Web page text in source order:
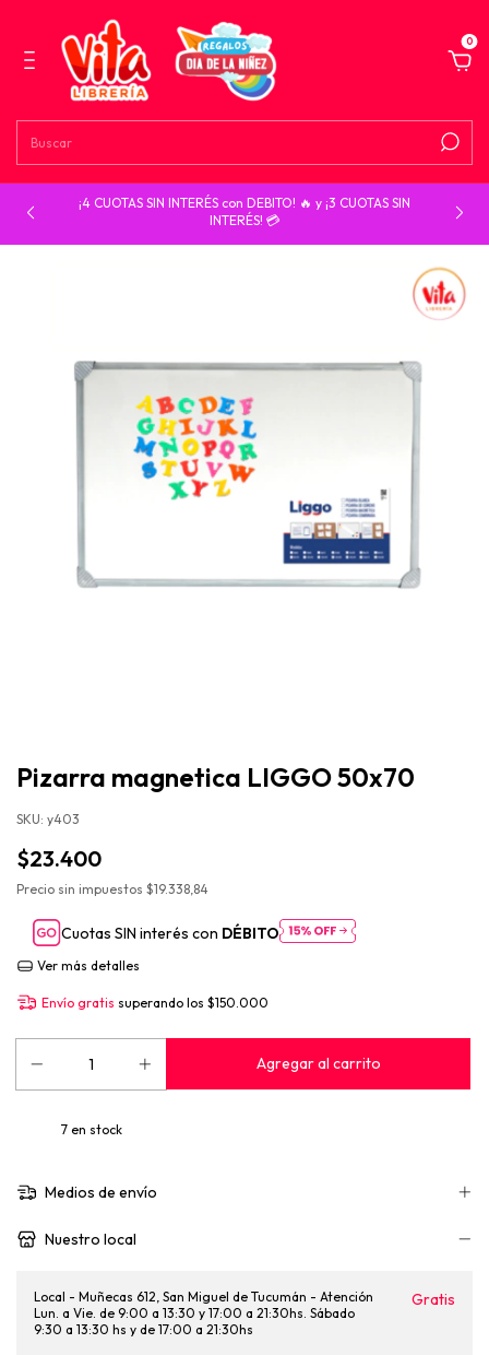
0
¡4 CUOTAS SIN INTERÉS con DEBITO! 🔥 y ¡3 CUOTAS SIN
INTERÉS! 💳
Pizarra magnetica LIGGO 50x70
SKU: y403
$23.400
Precio sin impuestos $19.338,84
Cuotas SIN interés con DÉBITO
Ver más detalles
Envío gratis superando los $150.000
7en stock
Medios de envío
Nuestro local
Local - Muñecas 612, San Miguel de Tucumán - Atención
Lun. a Vie. de 9:00 a 13:30 y 17:00 a 21:30hs. Sábado
9:30 a 13:30 hs y de 17:00 a 21:30hs
Gratis